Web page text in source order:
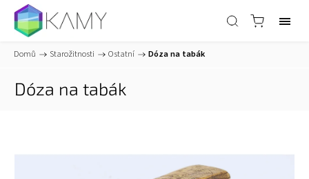
Domů / Starožitnosti / Ostatní / Dóza na tabák
Dóza na tabák